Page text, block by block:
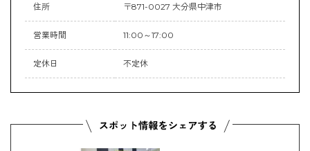
住所 〒871-0027 大分県中津市
営業時間 11:00～17:00
定休日 不定休